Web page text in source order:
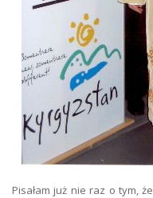
Pisałam już nie raz o tym, że